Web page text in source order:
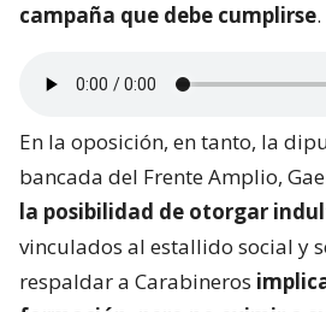
campaña que debe cumplirse.
En la oposición, en tanto, la
bancada del Frente Amplio,
la posibilidad de otorgar
vinculados al estallido social y
respaldar a Carabineros